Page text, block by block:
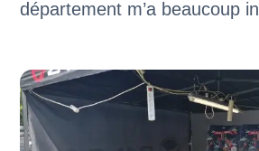
département m’a beaucoup